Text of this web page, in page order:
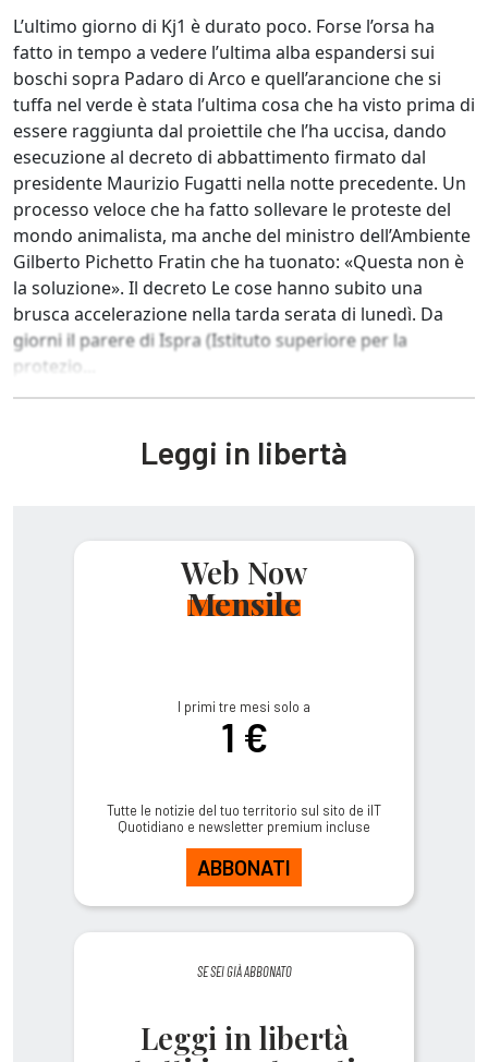
L’ultimo giorno di Kj1 è durato poco. Forse l’orsa ha
fatto in tempo a vedere l’ultima alba espandersi sui
boschi sopra Padaro di Arco e quell’arancione che si
tuffa nel verde è stata l’ultima cosa che ha visto prima di
essere raggiunta dal proiettile che l’ha uccisa, dando
esecuzione al decreto di abbattimento firmato dal
presidente Maurizio Fugatti nella notte precedente. Un
processo veloce che ha fatto sollevare le proteste del
mondo animalista, ma anche del ministro dell’Ambiente
Gilberto Pichetto Fratin che ha tuonato: «Questa non è
la soluzione». Il decreto Le cose hanno subito una
brusca accelerazione nella tarda serata di lunedì. Da
giorni il parere di Ispra (Istituto superiore per la
protezio...
Leggi in libertà
Web Now
Mensile
I primi tre mesi solo a
1 €
Tutte le notizie del tuo territorio sul sito de ilT
Quotidiano e newsletter premium incluse
ABBONATI
SE SEI GIÀ ABBONATO
Leggi in libertà